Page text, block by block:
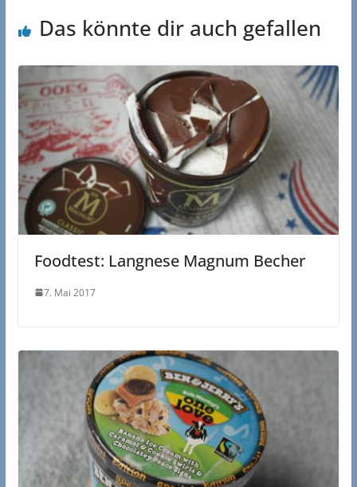
Das könnte dir auch gefallen
Foodtest: Langnese Magnum Becher
7. Mai 2017